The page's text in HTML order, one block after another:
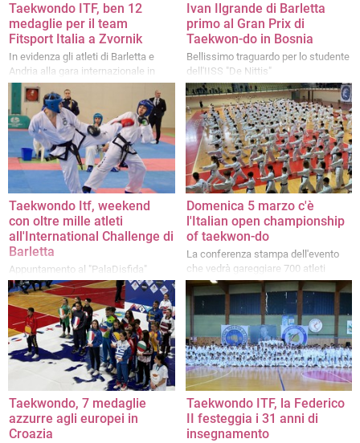
Taekwondo ITF, ben 12
medaglie per il team
Fitsport Italia a Zvornik
In evidenza gli atleti di Barletta e
Andria alla gara internazionale in
Bosnia-Erzegovina
Ivan Ilgrande di Barletta
primo al Gran Prix di
Taekwon-do​ in Bosnia
Bellissimo traguardo per lo studente
dell'IISS "De Nittis"
Taekwondo Itf, weekend
con oltre mille atleti
all'International Challenge di
Barletta
Appuntamento al "PalaDisfida"
Domenica 5 marzo c'è
l'Italian open championship
of taekwon-do
La conferenza stampa dell'evento
che vedrà gareggiare 700 atleti
Taekwondo, 7 medaglie
azzurre agli europei in
Croazia
Taekwondo ITF, la Federico
II festeggia i 31 anni di
insegnamento